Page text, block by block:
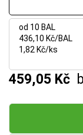
od 10 BAL
436,10 Kč/BAL
1,82 Kč/ks
459,05 Kč